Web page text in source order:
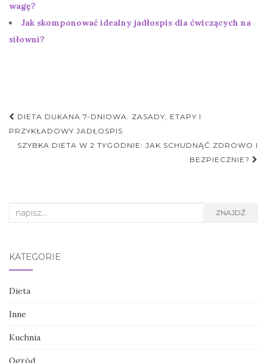
wagę?
Jak skomponować idealny jadłospis dla ćwiczących na
siłowni?
Nawigacja
postu
DIETA DUKANA 7-DNIOWA: ZASADY, ETAPY I
PRZYKŁADOWY JADŁOSPIS
SZYBKA DIETA W 2 TYGODNIE: JAK SCHUDNĄĆ ZDROWO I
BEZPIECZNIE?
Search
ZNAJDŹ
KATEGORIE
Dieta
Inne
Kuchnia